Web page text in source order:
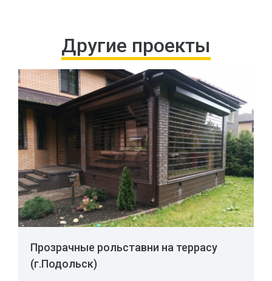
Другие проекты
Прозрачные рольставни на террасу
(г.Подольск)